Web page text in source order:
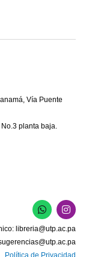
Vía Puente
planta baja.
W
h
a
t
s
a
I
n
s
t
a
g
libreria@utp.ac.pa
Política de Privacidad